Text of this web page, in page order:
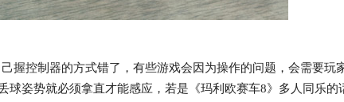
控制器的方式错了，有些游戏会因为操作的问题，会需要玩
球姿势就必须拿直才能感应，若是《玛利欧赛车8》多人同乐的